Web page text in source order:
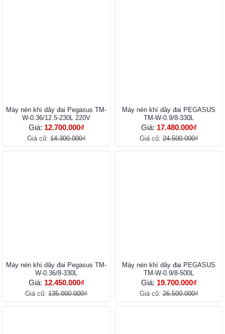
Máy nén khí dây đai Pegasus TM-
W-0.36/12.5-230L 220V
Giá: 12.700.000₫
Giá cũ:14.300.000₫
Máy nén khí dây đai PEGASUS
TM-W-0.9/8-330L
Giá: 17.480.000₫
Giá cũ:24.500.000₫
Máy nén khí dây đai Pegasus TM-
W-0.36/8-330L
Giá: 12.450.000₫
Giá cũ: 135.000.000₫
Máy nén khí dây đai PEGASUS
TM-W-0.9/8-500L
Giá: 19.700.000₫
Giá cũ:26.500.000₫